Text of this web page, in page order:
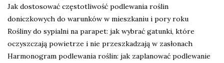
Jak dostosować częstotliwość podlewania roślin
doniczkowych do warunków w mieszkaniu i pory roku
Rośliny do sypialni na parapet: jak wybrać gatunki, które
oczyszczają powietrze i nie przeszkadzają w zasłonach
Harmonogram podlewania roślin: jak zaplanować podlewanie